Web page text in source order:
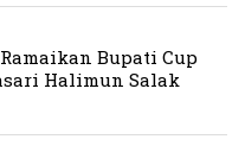
Bupati Cup
Halimun Salak